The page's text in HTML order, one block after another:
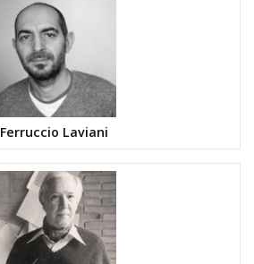
Ferruccio Laviani